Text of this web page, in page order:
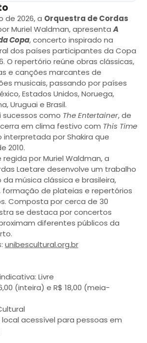
de 2026, a Orquestra de Cordas
Muriel Waldman, apresentaA
Copa, concerto inspirado na
dos países participantes da Copa
O repertório reúne obras clássicas,
e canções marcantes de
musicais, passando por países
Estados Unidos, Noruega,
Uruguai e Brasil.
sucessos como The Entertainer, de
em clima festivo com This Time
interpretada por Shakira que
2010.
por Muriel Waldman, a
Laetare desenvolve um trabalho
música clássica e brasileira,
formação de plateias e repertórios
Composta por cerca de 30
se destaca por concertos
diferentes públicos da
unibescultural.org.br
Livre
(inteira) e R$ 18,00 (meia-
local acessível para pessoas em